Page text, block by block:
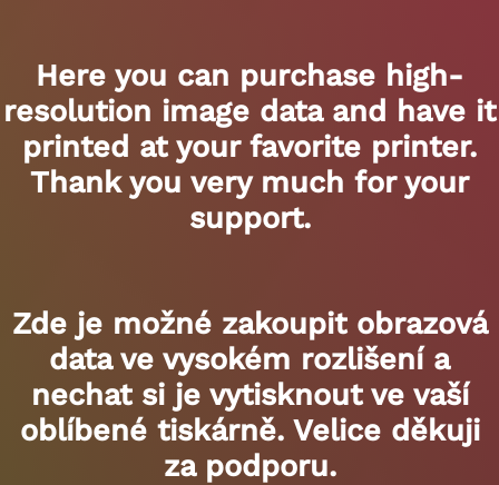
Here you can purchase high-
resolution image data and have it
printed at your favorite printer.
Thank you very much for your
support.
Zde je možné zakoupit obrazová
data ve vysokém rozlišení a
nechat si je vytisknout ve vaší
oblíbené tiskárně. Velice děkuji
za podporu.